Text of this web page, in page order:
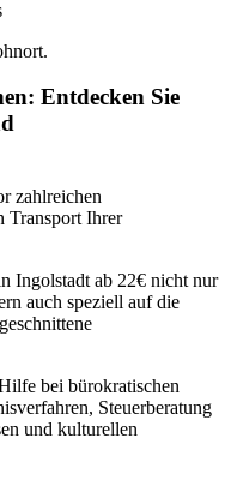
Entdecken Sie
zahlreichen
Transport Ihrer
Ingolstadt ab 22€ nicht nur
auch speziell auf die
bei bürokratischen
Steuerberatung
und kulturellen